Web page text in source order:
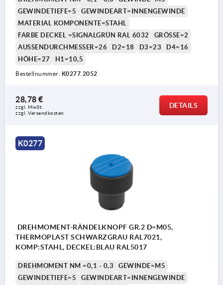
GEWINDETIEFE=5
GEWINDEART=INNENGEWINDE
MATERIAL KOMPONENTE=STAHL
FARBE DECKEL =SIGNALGRÜN RAL 6032
GRÖSSE=2
AUSSENDURCHMESSER=26
D2=18 D3=23
D4=16
HÖHE=27
H1=10,5
Bestellnummer: K0277.2052
28,78 €
zzgl. MwSt.
zzgl. Versandkosten
DETAILS
K0277
DREHMOMENT-RÄNDELKNOPF GR.2 D=M05,
THERMOPLAST SCHWARZGRAU RAL7021,
KOMP:STAHL, DECKEL:BLAU RAL5017
DREHMOMENT NM =0,1 - 0,3
GEWINDE=M5
GEWINDETIEFE=5
GEWINDEART=INNENGEWINDE